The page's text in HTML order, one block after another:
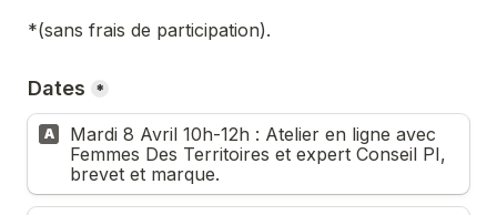
*(sans frais de participation).
Dates *
A
Mardi 8 Avril 10h-12h : Atelier en ligne avec
Femmes Des Territoires et expert Conseil PI,